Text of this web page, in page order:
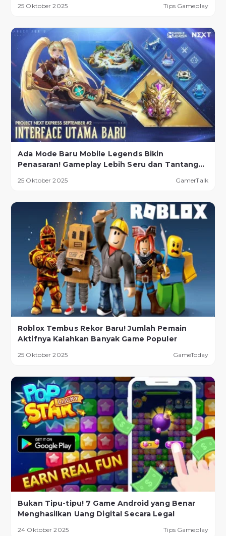
25 Oktober 2025 Tips Gameplay
Ada Mode Baru Mobile Legends Bikin
Penasaran! Gameplay Lebih Seru dan Tantangan
25 Oktober 2025 GamerTalk
Roblox Tembus Rekor Baru! Jumlah Pemain
Aktifnya Kalahkan Banyak Game Populer
25 Oktober 2025 GameToday
Bukan Tipu-tipu! 7 Game Android yang Benar
Menghasilkan Uang Digital Secara Legal
24 Oktober 2025 Tips Gameplay